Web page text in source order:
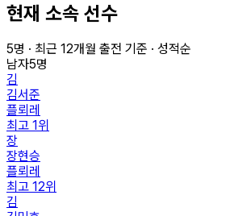
현재 소속 선수
5명 · 최근 12개월 출전 기준 · 성적순
남자5명
김
김서준
플뢰레
최고 1위
장
장현승
플뢰레
최고 12위
김